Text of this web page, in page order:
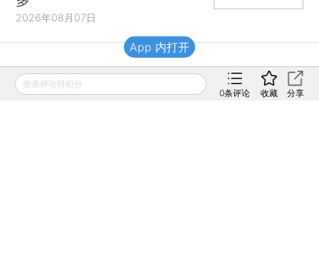
2026年08月07日
财新移动
发表评论得积分
0条评论 收藏 分享
App 内打开